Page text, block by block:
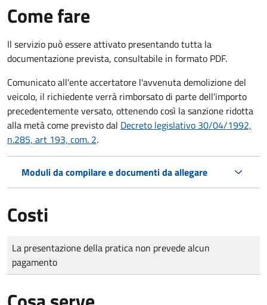
Come fare
Il servizio può essere attivato presentando tutta la
documentazione prevista, consultabile in formato PDF.
Comunicato all'ente accertatore l'avvenuta demolizione del
veicolo, il richiedente verrà rimborsato di parte dell'importo
precedentemente versato, ottenendo così la sanzione ridotta
alla metà come previsto dal Decreto legislativo 30/04/1992,
n.285, art 193, com. 2.
Moduli da compilare e documenti da allegare
Costi
Tipo di pagamento
Importo
La presentazione della pratica non prevede alcun
pagamento